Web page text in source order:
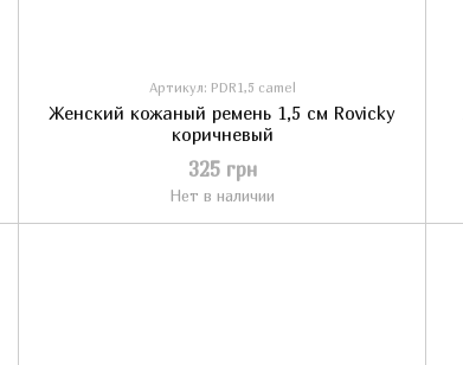
Артикул: PDR1,5 camel
Женский кожаный ремень 1,5 см Rovicky
коричневый
325 грн
Нет в наличии